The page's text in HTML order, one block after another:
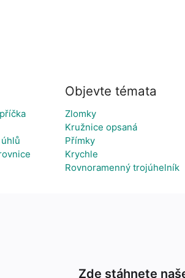
Objevte témata
Zlomky
Kružnice opsaná
Přímky
Krychle
Rovnoramenný trojúhelník
Zde stáhnete